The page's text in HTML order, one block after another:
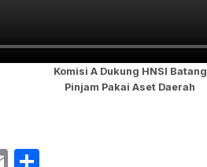
Komisi A Dukung HNSI Batang
Pinjam Pakai Aset Daerah